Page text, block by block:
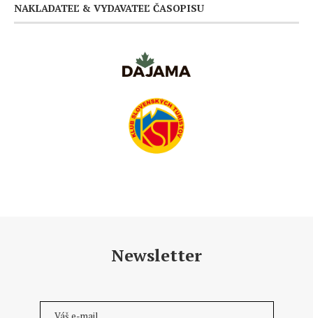
NAKLADATEĽ & VYDAVATEĽ ČASOPISU
Newsletter